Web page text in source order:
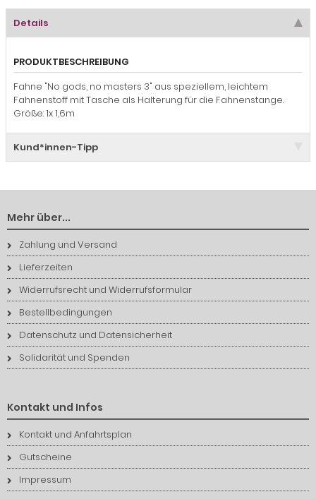
Details
PRODUKTBESCHREIBUNG
Fahne "No gods, no masters 3" aus speziellem, leichtem
Fahnenstoff mit Tasche als Halterung für die Fahnenstange.
Größe: 1x 1,6m
Kund*innen-Tipp
Mehr über...
Zahlung und Versand
Lieferzeiten
Widerrufsrecht und Widerrufsformular
Bestellbedingungen
Datenschutz und Datensicherheit
Solidarität und Spenden
Kontakt und Infos
Kontakt und Anfahrtsplan
Gutscheine
Impressum